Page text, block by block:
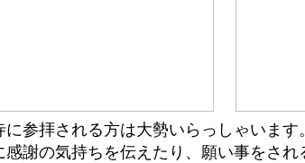
参拝される方は大勢いらっしゃいます。
感謝の気持ちを伝えたり、願い事をされ